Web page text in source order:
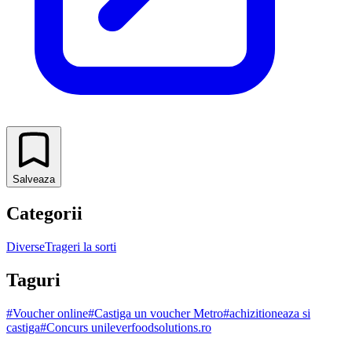
Salveaza
Categorii
DiverseTrageri la sorti
Taguri
#Voucher online#Castiga un voucher Metro#achizitioneaza si
castiga#Concurs unileverfoodsolutions.ro